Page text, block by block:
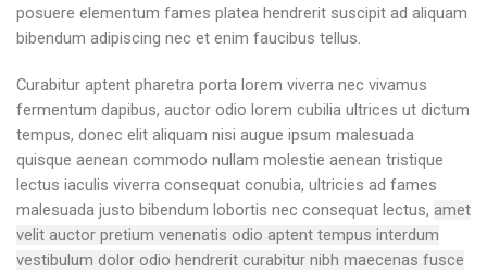
posuere elementum fames platea hendrerit suscipit ad aliquam
bibendum adipiscing nec et enim faucibus tellus.
Curabitur aptent pharetra porta lorem viverra nec vivamus
fermentum dapibus, auctor odio lorem cubilia ultrices ut dictum
tempus, donec elit aliquam nisi augue ipsum malesuada
quisque aenean commodo nullam molestie aenean tristique
lectus iaculis viverra consequat conubia, ultricies ad fames
malesuada justo bibendum lobortis nec consequat lectus, amet
velit auctor pretium venenatis odio aptent tempus interdum
vestibulum dolor odio hendrerit curabitur nibh maecenas fusce